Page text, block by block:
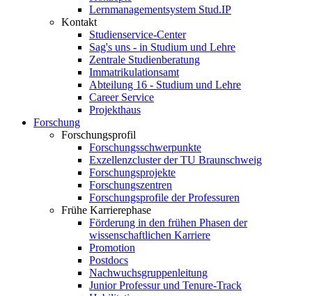
Lernmanagementsystem Stud.IP
Kontakt
Studienservice-Center
Sag's uns - in Studium und Lehre
Zentrale Studienberatung
Immatrikulationsamt
Abteilung 16 - Studium und Lehre
Career Service
Projekthaus
Forschung
Forschungsprofil
Forschungsschwerpunkte
Exzellenzcluster der TU Braunschweig
Forschungsprojekte
Forschungszentren
Forschungsprofile der Professuren
Frühe Karrierephase
Förderung in den frühen Phasen der
wissenschaftlichen Karriere
Promotion
Postdocs
Nachwuchsgruppenleitung
Junior Professur und Tenure-Track